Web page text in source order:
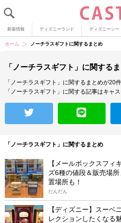
新着情報 ディズニーランド ディズニーシー
ホーム ノーチラスギフトに関するまとめ
「ノーチラスギフト」に関する
「ノーチラスギフト」に関するまとめが20件
「ノーチラスギフト」に関する記事はキャ
「ノーチラスギフト」に関するまとめ
【メールボックスフィ
ズ6種の値段＆販売場
置場所も！
だんだん
【ディズニー】スーベ
レクションしたくなる